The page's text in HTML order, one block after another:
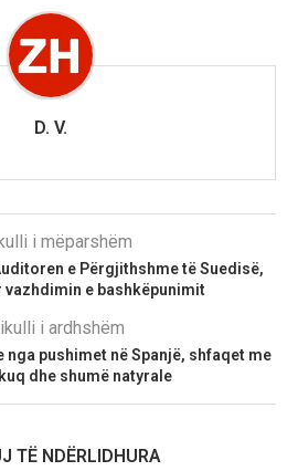
D. V.
i mëparshëm
e Përgjithshme të Suedisë,
e bashkëpunimit
i ardhshëm
nga pushimet në Spanjë, shfaqet me
dhe shumë natyrale
TË NDËRLIDHURA